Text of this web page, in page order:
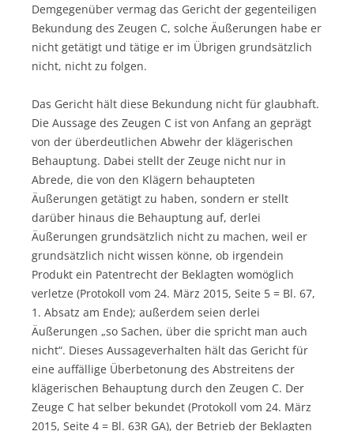
Demgegenüber vermag das Gericht der gegenteiligen
Bekundung des Zeugen C, solche Äußerungen habe er
nicht getätigt und tätige er im Übrigen grundsätzlich
nicht, nicht zu folgen.
Das Gericht hält diese Bekundung nicht für glaubhaft.
Die Aussage des Zeugen C ist von Anfang an geprägt
von der überdeutlichen Abwehr der klägerischen
Behauptung. Dabei stellt der Zeuge nicht nur in
Abrede, die von den Klägern behaupteten
Äußerungen getätigt zu haben, sondern er stellt
darüber hinaus die Behauptung auf, derlei
Äußerungen grundsätzlich nicht zu machen, weil er
grundsätzlich nicht wissen könne, ob irgendein
Produkt ein Patentrecht der Beklagten womöglich
verletze (Protokoll vom 24. März 2015, Seite 5 = Bl. 67,
1. Absatz am Ende); außerdem seien derlei
Äußerungen „so Sachen, über die spricht man auch
nicht“. Dieses Aussageverhalten hält das Gericht für
eine auffällige Überbetonung des Abstreitens der
klägerischen Behauptung durch den Zeugen C. Der
Zeuge C hat selber bekundet (Protokoll vom 24. März
2015, Seite 4 = Bl. 63R GA), der Betrieb der Beklagten